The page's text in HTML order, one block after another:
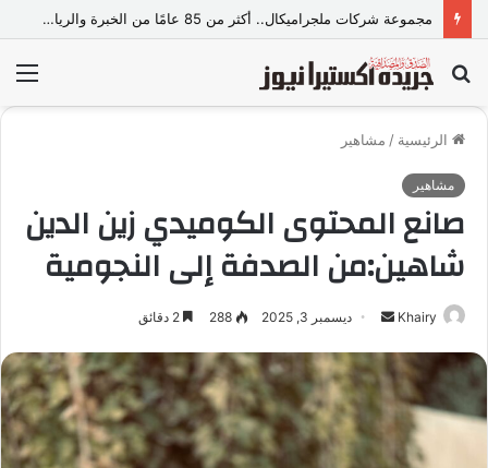
مجموعة شركات ملجراميكال.. أكثر من 85 عامًا من الخبرة والريادة في صناعة وتجارة الموازين
بحث
عن
الرئيسية / مشاهير
مشاهير
صانع المحتوى الكوميدي زين الدين
شاهين:من الصدفة إلى النجومية
Khairy
ب
ديسمبر 3, 2025 288